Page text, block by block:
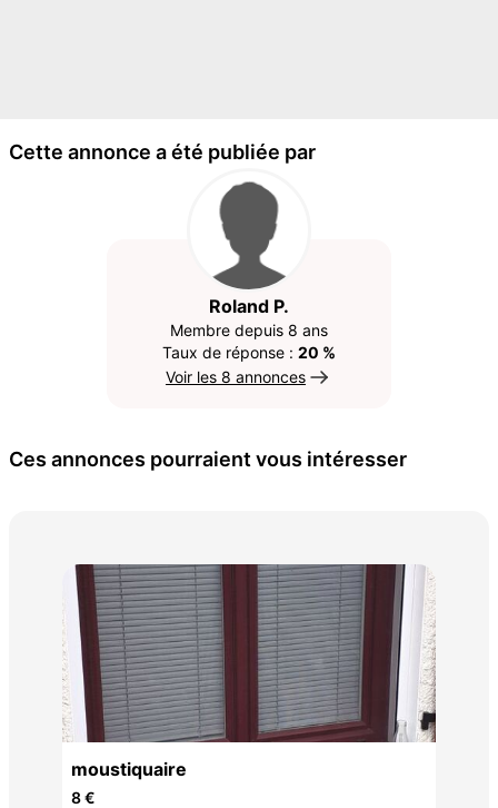
Cette annonce a été publiée par
Roland P.
Membre depuis 8 ans
Taux de réponse : 20 %
Voir les 8 annonces
Ces annonces pourraient vous intéresser
moustiquaire
8 €